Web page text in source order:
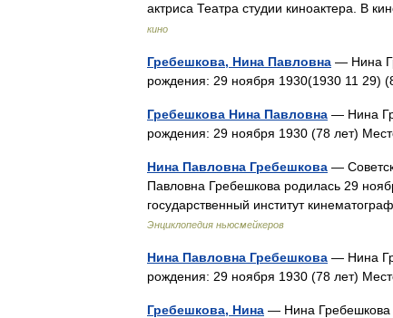
актриса Театра студии киноактера. В
кино
Гребешкова, Нина Павловна — Нина
рождения: 29 ноября 1930(1930 11
Гребешкова Нина Павловна — Нина
рождения: 29 ноября 1930 (78 лет)
Нина Павловна Гребешкова —
Павловна Гребешкова родилась 29
государственный институт
Энциклопедия ньюсмейкеров
Нина Павловна Гребешкова — Нина
рождения: 29 ноября 1930 (78 лет)
Гребешкова, Нина — Нина Гребешкова